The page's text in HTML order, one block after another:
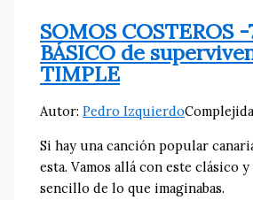
SOMOS COSTEROS
BÁSICO de
TIMPLE
Autor:Pedro Izquierdo
Si hay una canción popular
esta. Vamos allá con este clásico y
sencillo de lo que imaginabas.